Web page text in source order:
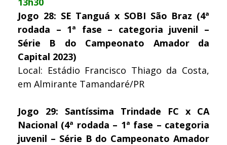
Jogo 28: SE Tanguá x SOBI São Braz (4ª
rodada – 1ª fase – categoria juvenil –
Série B do Campeonato Amador da
Capital 2023)
Local: Estádio Francisco Thiago da Costa,
em Almirante Tamandaré/PR
Jogo 29: Santíssima Trindade FC x CA
Nacional (4ª rodada – 1ª fase – categoria
juvenil – Série B do Campeonato Amador